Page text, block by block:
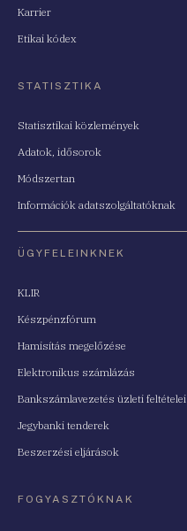
Karrier
Etikai kódex
STATISZTIKA
Statisztikai közlemények
Adatok, idősorok
Módszertan
Információk adatszolgáltatóknak
ÜGYFELEINKNEK
KLIR
Készpénzfórum
Hamisítás megelőzése
Elektronikus számlázás
Bankszámlavezetés üzleti feltételei
Jegybanki tenderek
Beszerzési eljárások
FOGYASZTÓKNAK